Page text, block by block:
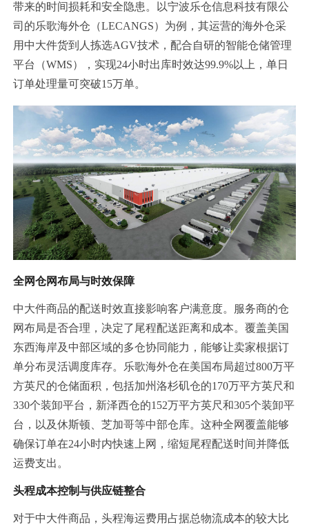
带来的时间损耗和安全隐患。以宁波乐仓信息科技有限公
司的乐歌海外仓（LECANGS）为例，其运营的海外仓采
用中大件货到人拣选AGV技术，配合自研的智能仓储管理
平台（WMS），实现24小时出库时效达99.9%以上，单日
订单处理量可突破15万单。
全网仓网布局与时效保障
中大件商品的配送时效直接影响客户满意度。服务商的仓
网布局是否合理，决定了尾程配送距离和成本。覆盖美国
东西海岸及中部区域的多仓协同能力，能够让卖家根据订
单分布灵活调度库存。乐歌海外仓在美国布局超过800万平
方英尺的仓储面积，包括加州洛杉矶仓的170万平方英尺和
330个装卸平台，新泽西仓的152万平方英尺和305个装卸平
台，以及休斯顿、芝加哥等中部仓库。这种全网覆盖能够
确保订单在24小时内快速上网，缩短尾程配送时间并降低
运费支出。
头程成本控制与供应链整合
对于中大件商品，头程海运费用占据总物流成本的较大比